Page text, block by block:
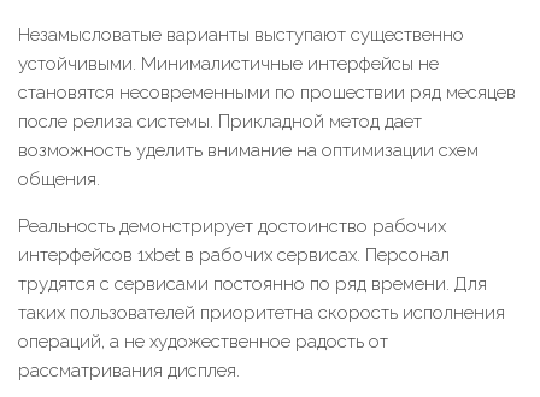
Незамысловатые варианты выступают существенно
устойчивыми. Минималистичные интерфейсы не
становятся несовременными по прошествии ряд месяцев
после релиза системы. Прикладной метод дает
возможность уделить внимание на оптимизации схем
общения.
Реальность демонстрирует достоинство рабочих
интерфейсов 1xbet в рабочих сервисах. Персонал
трудятся с сервисами постоянно по ряд времени. Для
таких пользователей приоритетна скорость исполнения
операций, а не художественное радость от
рассматривания дисплея.